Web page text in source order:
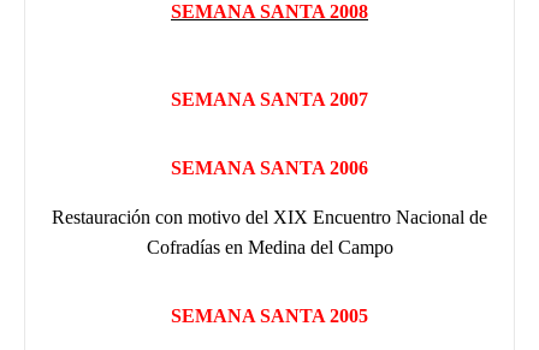
SEMANA SANTA 2008
SEMANA SANTA 2007
SEMANA SANTA 2006
Restauración con motivo del XIX Encuentro Nacional de
Cofradías en Medina del Campo
SEMANA SANTA 2005